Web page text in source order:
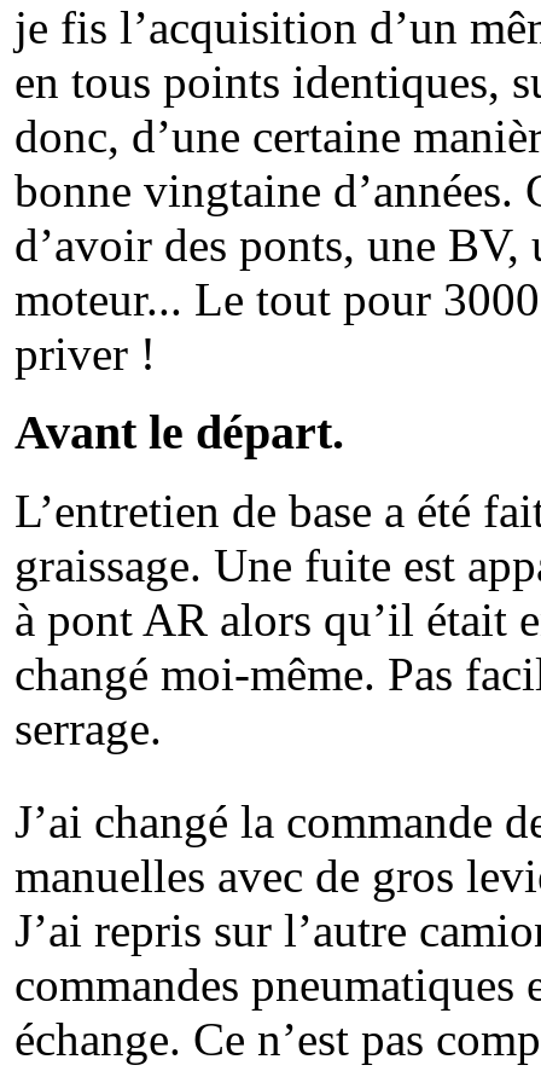
je fis l’acquisition d’un
en tous points identiques,
donc, d’une certaine
bonne vingtaine d’années.
d’avoir des ponts, une
moteur... Le tout pour
priver !
Avant le départ.
L’entretien de base a été
graissage. Une fuite est
à pont AR alors qu’il était
changé moi-même. Pas
serrage.
J’ai changé la commande
manuelles avec de gros
J’ai repris sur l’autre
commandes pneumatiques
échange. Ce n’est pas